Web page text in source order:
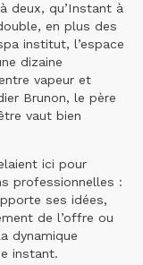
deux, qu’Instant à
en plus des
institut, l’espace
dizaine
vapeur et
Brunon, le père
vaut bien
ici pour
professionnelles :
ses idées,
de l’offre ou
dynamique
instant.